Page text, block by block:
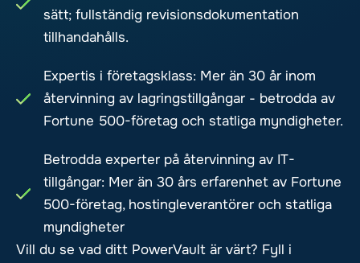
sätt; fullständig revisionsdokumentation
tillhandahålls.
Expertis i företagsklass: Mer än 30 år inom
återvinning av lagringstillgångar - betrodda av
Fortune 500-företag och statliga myndigheter.
Betrodda experter på återvinning av IT-
tillgångar: Mer än 30 års erfarenhet av Fortune
500-företag, hostingleverantörer och statliga
myndigheter
Vill du se vad ditt PowerVault är värt? Fyll i